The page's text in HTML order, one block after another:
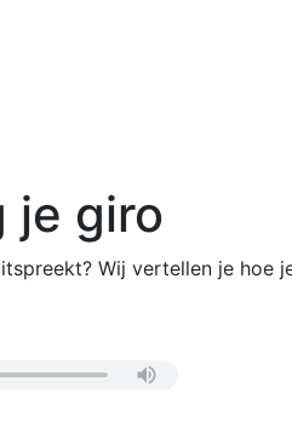
je giro
Wij vertellen je hoe